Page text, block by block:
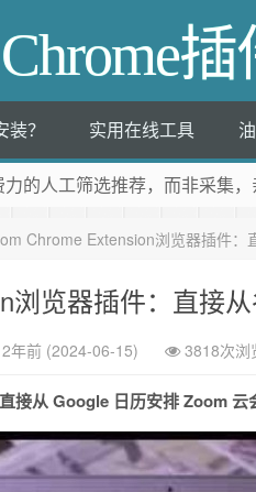
Chrome
？ 实用在线工具
的人工筛选推荐，而非采集
Chrome Extension浏览器插件：
浏览器插件：直接
2年前 (2024-06-15) 3818次浏
接从 Google 日历安排 Zoom 云